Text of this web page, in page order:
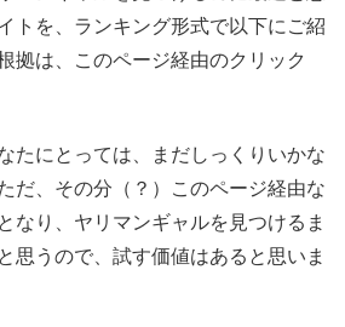
トを、ランキング形式で以下にご紹
拠は、このページ経由のクリック
たにとっては、まだしっくりいかな
だ、その分（？）このページ経由な
なり、ヤリマンギャルを見つけるま
思うので、試す価値はあると思いま